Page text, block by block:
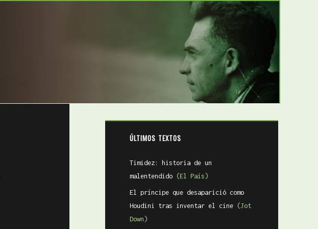
ÚLTIMOS TEXTOS
Timidez: historia de un
malentendido (El País)
El príncipe que desaparició como
Houdini tras inventar el cine (Jot
Down)